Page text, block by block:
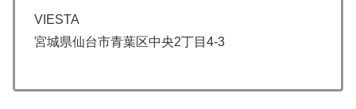
VIESTA
宮城県仙台市青葉区中央2丁目4-3